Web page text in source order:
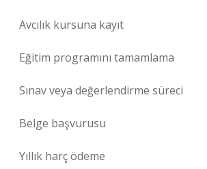
Avcılık kursuna kayıt
Eğitim programını tamamlama
Sınav veya değerlendirme süreci
Belge başvurusu
Yıllık harç ödeme